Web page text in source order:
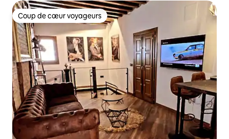
Coup de cœur voyageurs
Coup de cœur voyageurs